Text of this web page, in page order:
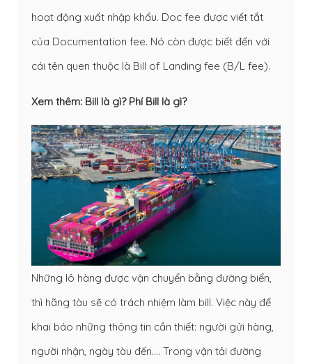
hoạt động xuất nhập khẩu. Doc fee được viết tắt
của Documentation fee. Nó còn được biết đến với
cái tên quen thuộc là Bill of Landing fee (B/L fee).
Xem thêm: Bill là gì? Phí Bill là gì?
Những lô hàng được vận chuyển bằng đường biển,
thì hãng tàu sẽ có trách nhiệm làm bill. Việc này để
khai báo những thông tin cần thiết: người gửi hàng,
người nhận, ngày tàu đến…. Trong vận tải đường